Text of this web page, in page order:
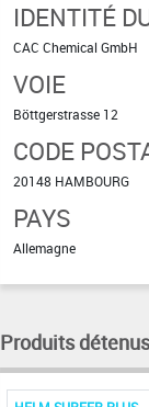
IDENTITÉ
CAC Chemical GmbH
VOIE
Böttgerstrasse 12
CODE
20148 HAMBOURG
PAYS
Allemagne
Produits